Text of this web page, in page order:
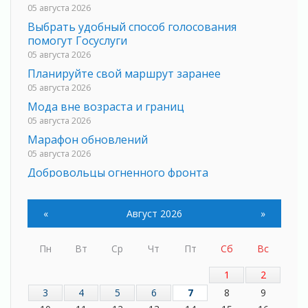
05 августа 2026
Выбрать удобный способ голосования
помогут Госуслуги
05 августа 2026
Планируйте свой маршрут заранее
05 августа 2026
Мода вне возраста и границ
05 августа 2026
Марафон обновлений
05 августа 2026
Добровольцы огненного фронта
05 августа 2026
05 августа 2026
05 августа 2026
«Результат командный, заслуга каждого
« Август 2026 »
Пн Вт Ср Чт Пт Сб
Вс
1
2
3
4 5 6 7 8
9